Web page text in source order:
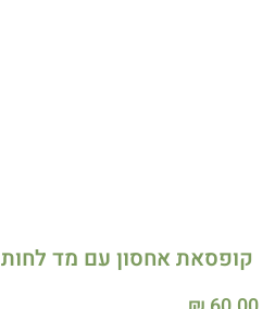
קופסאת אחסון עם מד לחות